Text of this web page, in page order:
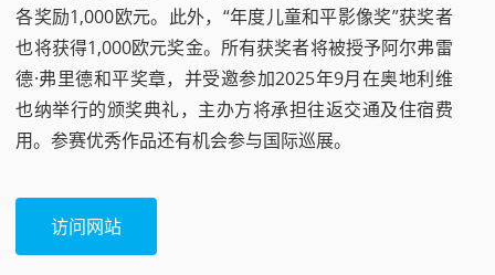
各奖励1,000欧元。此外，“年度儿童和平影像奖”获奖者
也将获得1,000欧元奖金。所有获奖者将被授予阿尔弗雷
德·弗里德和平奖章，并受邀参加2025年9月在奥地利维
也纳举行的颁奖典礼，主办方将承担往返交通及住宿费
用。参赛优秀作品还有机会参与国际巡展。
访问网站